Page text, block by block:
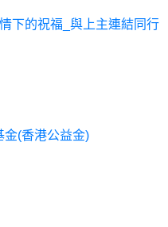
下的祝福_與上主連結同行
金(香港公益金)